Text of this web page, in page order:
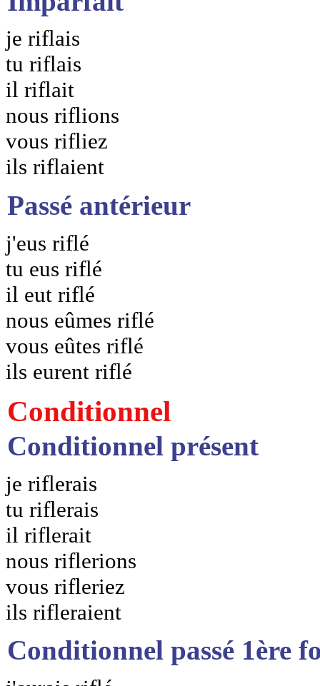
je riflais
tu riflais
il riflait
nous riflions
vous rifliez
ils riflaient
Passé antérieur
j'eus riflé
tu eus riflé
il eut riflé
nous eûmes riflé
vous eûtes riflé
ils eurent riflé
Conditionnel
Conditionnel présent
je riflerais
tu riflerais
il riflerait
nous riflerions
vous rifleriez
ils rifleraient
Conditionnel passé 1ère